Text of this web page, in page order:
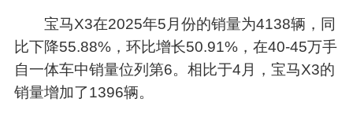
宝马X3在2025年5月份的销量为4138辆，同
比下降55.88%，环比增长50.91%，在40-45万手
自一体车中销量位列第6。相比于4月，宝马X3的
销量增加了1396辆。